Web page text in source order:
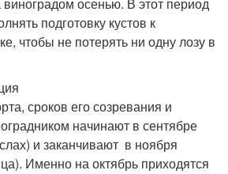
осенью. В этот период
подготовку кустов к
чтобы не потерять ни одну лозу в
сроков его созревания и
начинают в сентябре
и заканчивают в ноября
Именно на октябрь приходятся